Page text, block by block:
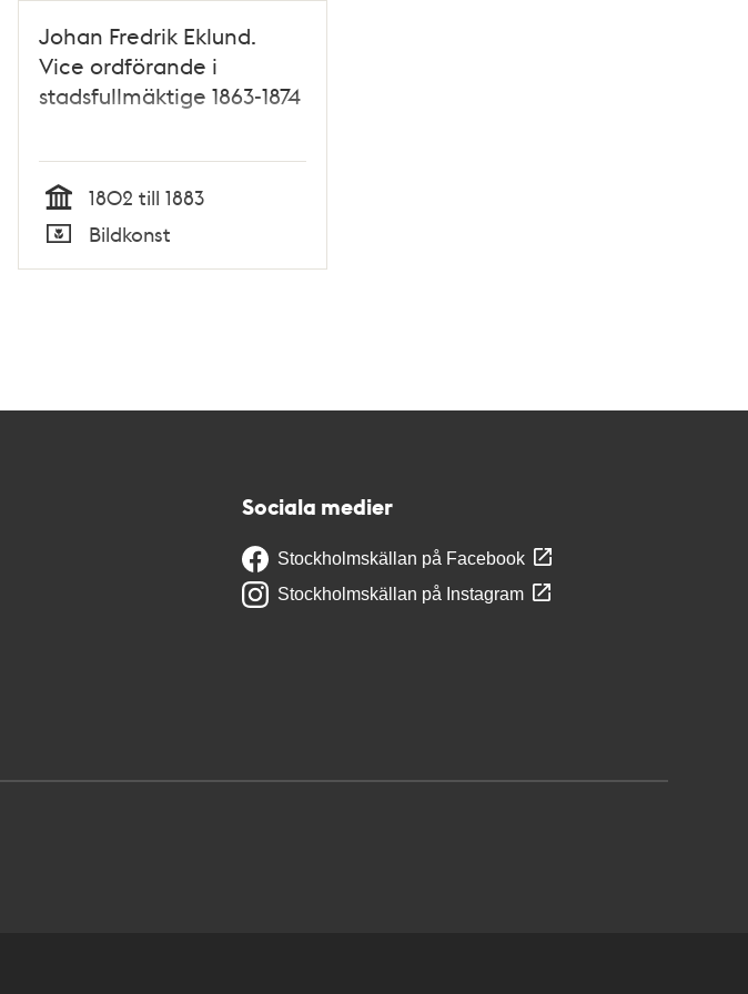
Johan Fredrik Eklund.
Vice ordförande i
stadsfullmäktige 1863-1874
Tid
1802 till 1883
Typ
Bildkonst
Sociala medier
Stockholmskällan på Facebook
Stockholmskällan på Instagram